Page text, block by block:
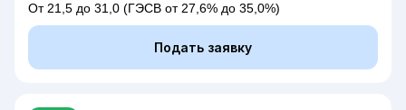
От 21,5 до 31,0 (ГЭСВ от 27,6% до 35,0%)
Подать заявку